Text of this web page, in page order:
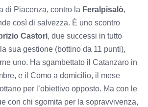
di Piacenza, contro la Feralpisalò,
così di salvezza. È uno scontro
Castori, due successi in tutto
sua gestione (bottino da 11 punti),
uno. Ha sgambettato il Catanzaro in
e il Como a domicilio, il mese
per l’obiettivo opposto. Ma con le
con chi sgomita per la sopravvivenza,